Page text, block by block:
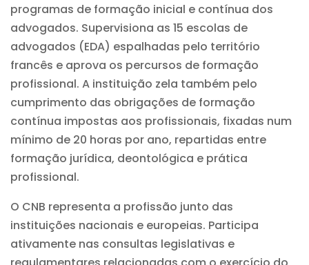
programas de formação inicial e contínua dos
advogados. Supervisiona as 15 escolas de
advogados (EDA) espalhadas pelo território
francês e aprova os percursos de formação
profissional. A instituição zela também pelo
cumprimento das obrigações de formação
contínua impostas aos profissionais, fixadas num
mínimo de 20 horas por ano, repartidas entre
formação jurídica, deontológica e prática
profissional.
O CNB representa a profissão junto das
instituições nacionais e europeias. Participa
ativamente nas consultas legislativas e